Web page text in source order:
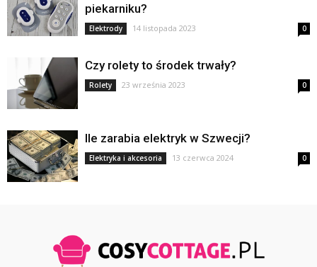
piekarniku?
Elektrody 14 listopada 2023 0
Czy rolety to środek trwały?
Rolety 23 września 2023 0
Ile zarabia elektryk w Szwecji?
Elektryka i akcesoria 13 czerwca 2024 0